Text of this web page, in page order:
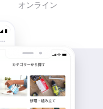
オンライン